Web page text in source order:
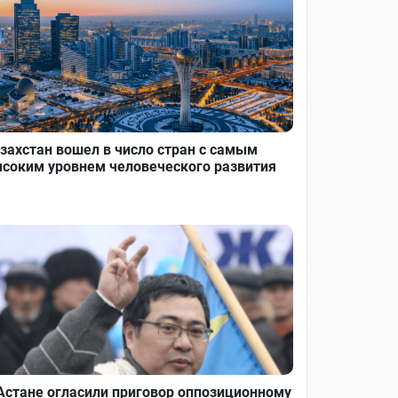
вошел в число стран с самым
уровнем человеческого развития
огласили приговор оппозиционному